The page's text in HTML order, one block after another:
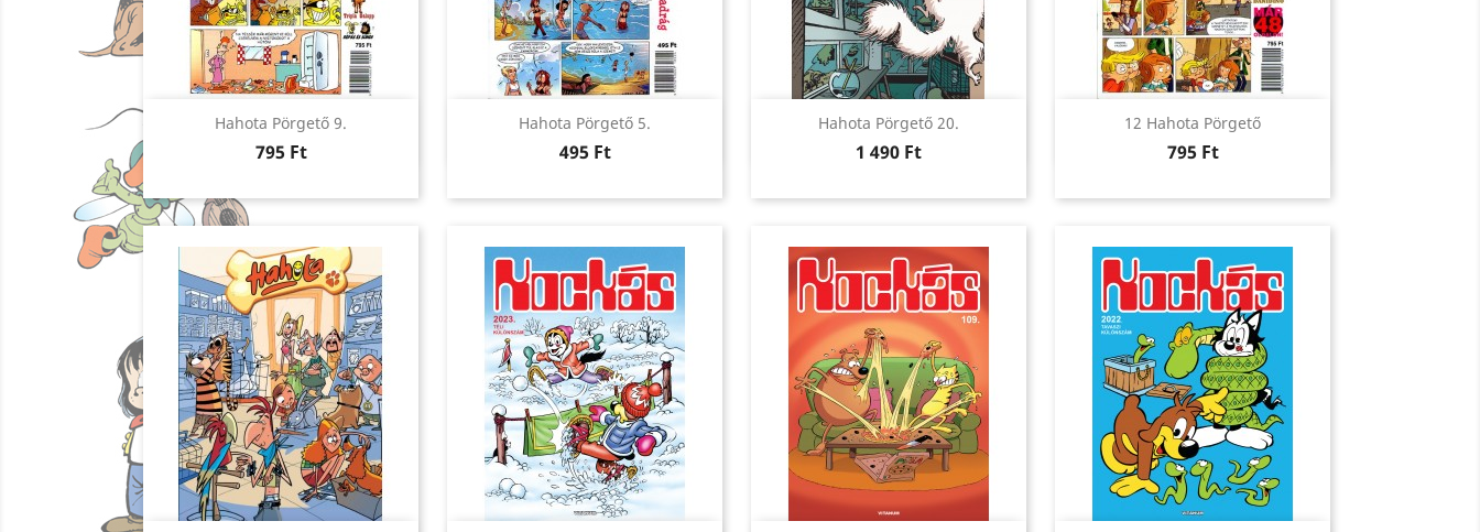
Hahota Pörgető 9.
Ár
795 Ft
Előnézet Hahota Pörgető 5.
Ár
495 Ft
Előnézet Hahota Pörgető 20.
Ár
1 490 Ft
Előnézet 12 Hahota Pörgető
Ár
795 Ft
Előnézet